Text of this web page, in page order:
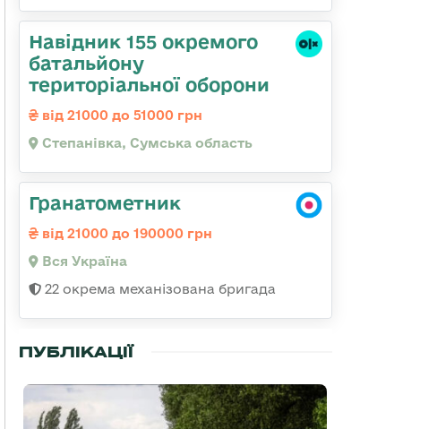
Навідник 155 окремого
батальйону
територіальної оборони
від 21000 до 51000 грн
Степанівка, Сумська область
Гранатометник
від 21000 до 190000 грн
Вся Україна
22 окрема механізована бригада
ПУБЛІКАЦІЇ